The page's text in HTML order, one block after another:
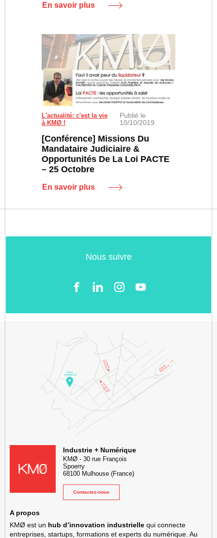
En savoir plus
L'actualité: c'est la vie
à KMØ !
Publié le
10/10/2019
[Conférence] Missions Du
Mandataire Judiciaire &
Opportunités De La Loi PACTE
– 25 Octobre
En savoir plus
Nous suivre
KMØ Hub d’innovation industrielle et lieu événementiel au cœur
Industrie + Numérique
KMØ- 30 rue François
Spoerry
68100 Mulhouse (France)
Contactez-nous
A propos
KMØ est un hub d’innovation industrielle qui connecte
entreprises, startups, formations et experts du numérique. Au